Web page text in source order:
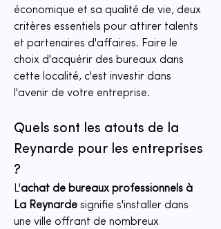
économique et sa qualité de vie, deux
critères essentiels pour attirer talents
et partenaires d'affaires. Faire le
choix d'acquérir des bureaux dans
cette localité, c'est investir dans
l'avenir de votre entreprise.
Quels sont les atouts de la
Reynarde pour les entreprises
?
L'achat de bureaux professionnels à
La Reynarde signifie s'installer dans
une ville offrant de nombreux